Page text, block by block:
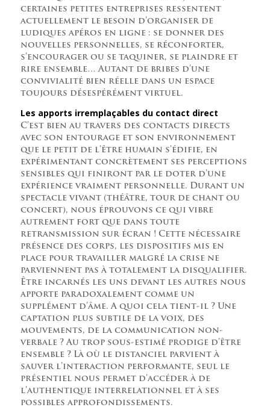
certaines petites entreprises ressentent
actuellement le besoin d’organiser de
ludiques apéros en ligne : se donner des
nouvelles personnelles, se réconforter,
s’encourager ou se taquiner, se plaindre et
rire ensemble… Autant de bribes d’une
convivialité bien réelle dans un espace
toujours désespérément virtuel.
Les apports irremplaçables du contact direct
C’est bien au travers des contacts directs
avec son entourage et son environnement
que le petit de l’être humain s’édifie, en
expérimentant concrètement ses perceptions
sensibles qui finiront par le doter d’une
expérience vraiment personnelle. Durant un
spectacle vivant (théâtre, tour de chant ou
concert), nous éprouvons ce qui vibre
autrement fort que dans toute
retransmission sur écran ! Cette nécessaire
présence des corps, les dispositifs mis en
place pour travailler malgré la crise ne
parviennent pas à totalement la disqualifier.
Être incarnés les uns devant les autres nous
apporte paradoxalement comme un
supplément d’âme. A quoi cela tient-il ? Une
captation plus subtile de la voix, des
mouvements, de la communication non-
verbale ? Au trop sous-estimé prodige d’être
ensemble ? Là où le distanciel parvient à
sauver l’interaction performante, seul le
présentiel nous permet d’accéder à de
l’authentique interrelationnel et à ses
possibles approfondissements.